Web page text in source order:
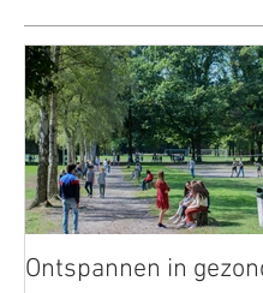
Ontspannen in